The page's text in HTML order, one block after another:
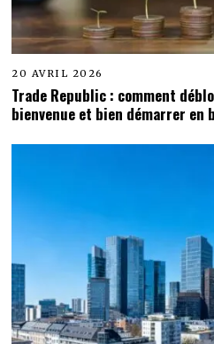
20 AVRIL 2026
Trade Republic : comment
bienvenue et bien démarrer en